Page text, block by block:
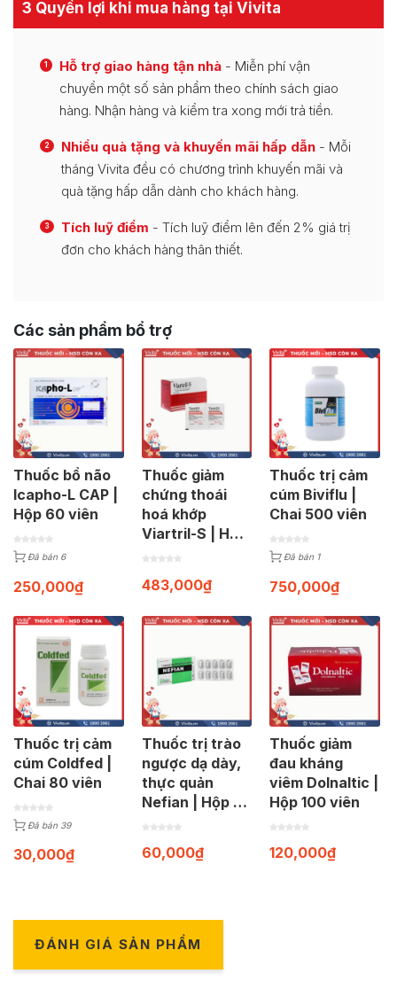
3 Quyền lợi khi mua hàng tại Vivita
1 Hỗ trợ giao hàng tận nhà - Miễn phí vận
chuyển một số sản phẩm theo chính sách giao
hàng. Nhận hàng và kiểm tra xong mới trả tiền.
2 Nhiều quà tặng và khuyến mãi hấp dẫn - Mỗi
tháng Vivita đều có chương trình khuyến mãi và
quà tặng hấp dẫn dành cho khách hàng.
3 Tích luỹ điểm - Tích luỹ điểm lên đến 2% giá trị
đơn cho khách hàng thân thiết.
Các sản phẩm bổ trợ
Thuốc bổ não
Icapho-L CAP |
Hộp 60 viên
Đã bán 6
250,000₫
Thuốc giảm
chứng thoái
hoá khớp
Viartril-S | Hộp
30 gói
483,000₫
Thuốc trị cảm
cúm Biviflu |
Chai 500 viên
Đã bán 1
750,000₫
Thuốc trị cảm
cúm Coldfed |
Chai 80 viên
Đã bán 39
30,000₫
Thuốc trị trào
ngược dạ dày,
thực quản
Nefian | Hộp 30
viên
60,000₫
Thuốc giảm
đau kháng
viêm Dolnaltic |
Hộp 100 viên
120,000₫
ĐÁNH GIÁ SẢN PHẨM